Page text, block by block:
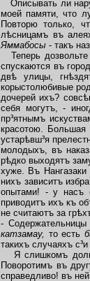
Описывать ли
моей памяти, что
Повторю только,
лѣсницамъ въ
Яммабосы - такъ
Теперь
спускаются въ
двѣ улицы,
корыстолюбивые
дочерей ихъ?
себя могутъ, -
пр³ятнымъ
красотою. Большая
устарѣвш³я
молодыхъ, въ
рѣдко выходятъ
хуже. Въ
нихъ зависитъ
опытами! - у насъ
приводитъ ихъ къ
не считаютъ за
- Содержательницы
катзамау, то есть
такихъ случаяхъ
Я слишкомъ
Поворотимъ въ
справедливо! въ